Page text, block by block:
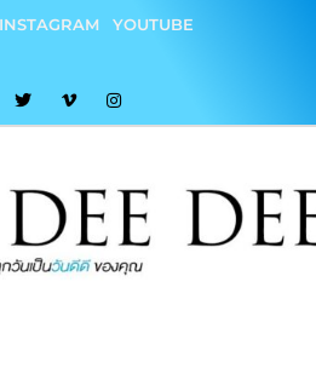
INSTAGRAM
YOUTUBE